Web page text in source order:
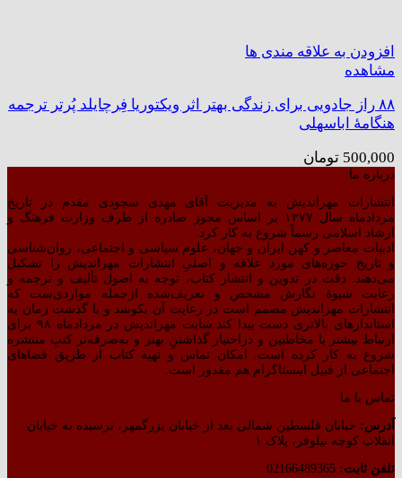
افزودن به علاقه مندی ها
مشاهده
۸۸ راز جادویی برای زندگی بهتر اثر ویکتوریا فِرچایلد پُرتر ترجمه
هنگامۀ اباسهلی
500,000 تومان
درباره ما
انتشارات مهراندیش به مدیریت آقای مهدی سجودی مقدم در تاریخ
مردادماه سال ۱۳۷۷ بر اساس مجوز صادره از طرف وزارت فرهنگ و
ارشاد اسلامی رسماً شروع به کار کرد.
ادبیات معاصر و کهن ایران و جهان، علوم سیاسی و اجتماعی، روان‌شناسی
و تاریخ حوزه‌های مورد علاقه و اصلیِ انتشارات مهراندیش را تشکیل
می‌دهند. دقت در تدوین و انتشار کتاب،‌ توجه به اصول تألیف و ترجمه و
رعایت شیوهٔ نگارش مشخص و تعریف‌شده ازجمله مواردی‌ست که
انتشارات مهراندیش مصمم است در رعایت آن بکوشد و با گذشت زمان به
استاندارهای بالاتری دست پیدا کند.سایت مهراندیش در مردادماه ۹۸ برای
ارتباط بیشتر با مخاطبین و دراختیار گذاشتنِ بهتر و به‌صرفه‌تر کتبِ منتشره
شروع به کار کرده است. امکان تماس و تهیه کتاب از طریق فضاهای
اجتماعی از قبیل اینستاگرام هم مقدور است.
تماس با ما
آدرس: خیابان فلسطین شمالی بعد از خیابان بزرگمهر، نرسیده به خیابان
انقلاب کوچه نیلوفر، پلاک ۱
تلفن ثابت: